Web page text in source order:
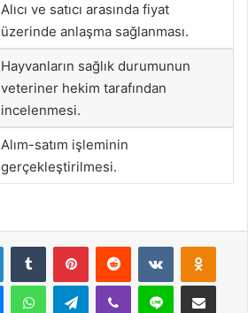
Alıcı ve satıcı arasında fiyat
üzerinde anlaşma sağlanması.
Hayvanların sağlık durumunun
veteriner hekim tarafından
incelenmesi.
Alım-satım işleminin
gerçekleştirilmesi.
LinkedInTumblr PinterestReddit VKontakte
MessengerWhatsAppTelegramViber Line E-Posta ile